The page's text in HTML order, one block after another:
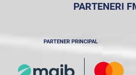
PARTENERI
PARTENER PRINCIPAL